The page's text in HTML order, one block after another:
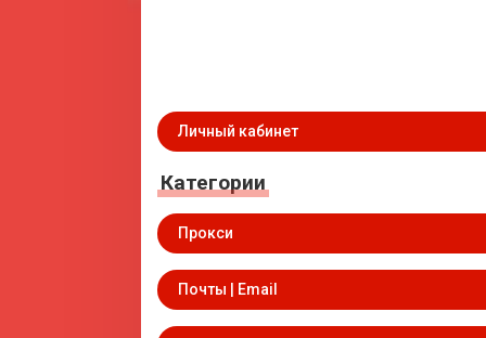
Личный кабинет
Категории
Прокси
Почты | Email